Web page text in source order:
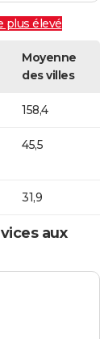
plus élevé
Moyenne
des villes
158,4
45,5
31,9
aux